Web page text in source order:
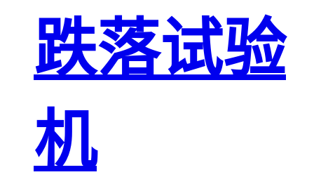
跌落试验
机